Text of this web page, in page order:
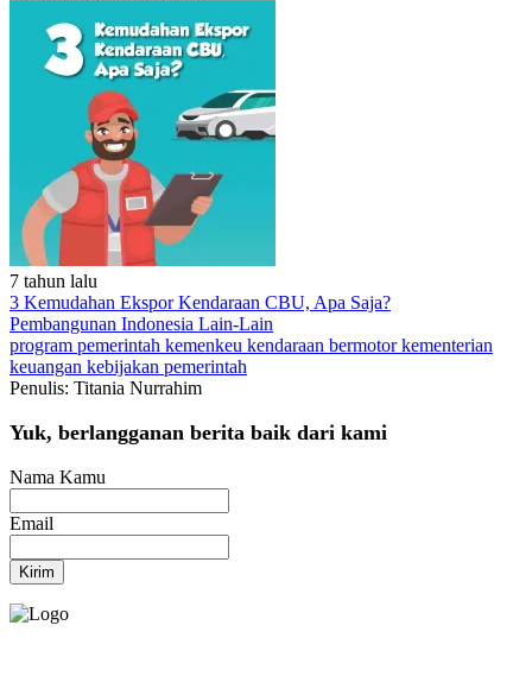
7 tahun lalu
3 Kemudahan Ekspor Kendaraan CBU, Apa Saja?
Pembangunan Indonesia Lain-Lain
program pemerintah kemenkeu kendaraan bermotorkementerian
keuangan kebijakan pemerintah
Penulis: Titania Nurrahim
Yuk, berlangganan berita baik dari kami
Nama Kamu
Email
Kirim